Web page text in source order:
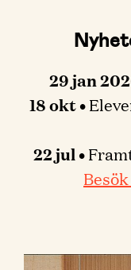
29 jan
18 okt •
22 jul•